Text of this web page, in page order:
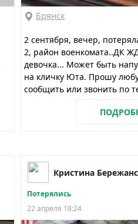
Брянск
2 сентября, вечер,
2, район военкомата..ДК
девочка... Может быть
на кличку Юта. Прошу
сообщить или звонить по
Кристина
Потерялись
22 апреля 18:24